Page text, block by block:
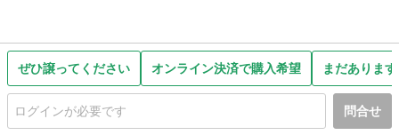
ぜひ譲ってください オンライン決済で購入希望 まだありま
問合せ